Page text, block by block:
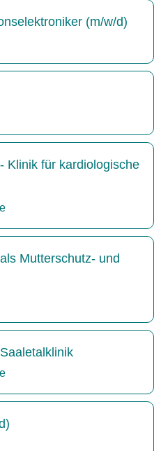
(m/w/d)
Klinik für kardiologische
Mutterschutz- und